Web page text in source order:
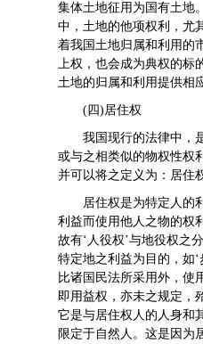
集体土地征用为国有土地
中，土地的他项权利，尤
着我国土地归属和利用的
上权，也会成为典权的标
土地的归属和利用提供相
(四)居住权
我国现行的法律中，
或与之相类似的物权性权
并可以将之定义为：居
居住权是为特定人的
利益而使用他人之物的权
故有‘人役权’与地役权之
特定地之利益为目的，如
比诸国民法所采用外，
即用益权，亦未之规定，
它是与居住权人的人身和
限定于自然人。这是因为